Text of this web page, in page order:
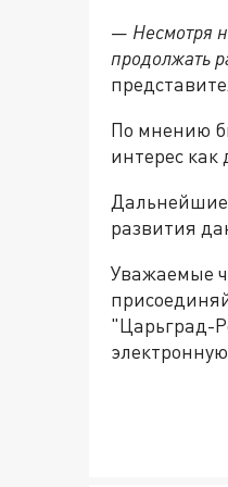
— Несмотря
продолжать
По мнению
интерес как
Дальнейшие
развития
Уважаемые
"Царьград-